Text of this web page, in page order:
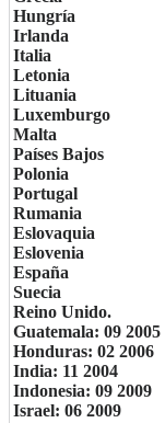
Hungría
Irlanda
Italia
Letonia
Lituania
Luxemburgo
Malta
Países Bajos
Polonia
Portugal
Rumania
Eslovaquia
Eslovenia
España
Suecia
Reino Unido.
Guatemala: 09 2005
Honduras: 02 2006
India: 11 2004
Indonesia: 09 2009
Israel: 06 2009